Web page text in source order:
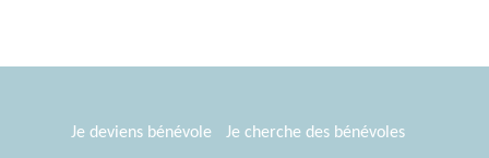
Je deviens bénévole
Je cherche des bénévoles